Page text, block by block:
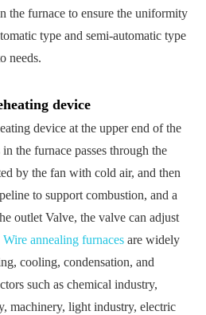
the furnace to ensure the uniformity
type and semi-automatic type
needs.
device
device at the upper end of the
the furnace passes through the
by the fan with cold air, and then
to support combustion, and a
outlet Valve, the valve can adjust
Wire annealing furnaces are widely
cooling, condensation, and
such as chemical industry,
machinery, light industry, electric